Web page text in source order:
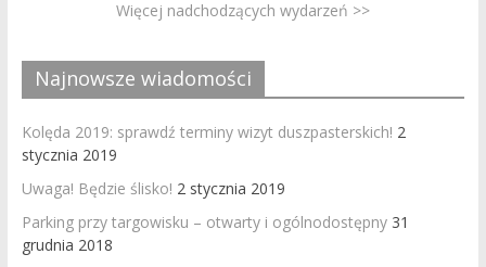
Więcej nadchodzących wydarzeń >>
Najnowsze wiadomości
Kolęda 2019: sprawdź terminy wizyt duszpasterskich! 2
stycznia 2019
Uwaga! Będzie ślisko! 2 stycznia 2019
Parking przy targowisku – otwarty i ogólnodostępny 31
grudnia 2018